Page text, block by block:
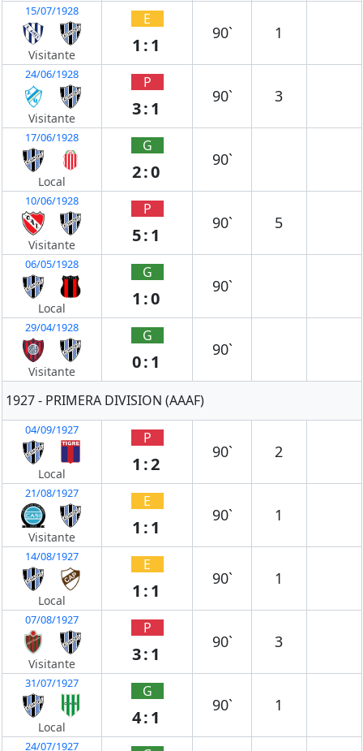
15/07/1928
Visitante
E
1:1
90` 1
24/06/1928
Visitante
P
3:1
90` 3
17/06/1928
Local
G
2:0
90`
10/06/1928
Visitante
P
5:1
90` 5
06/05/1928
Local
G
1:0
90`
29/04/1928
Visitante
G
0:1
90`
1927 - PRIMERA DIVISION (AAAF)
04/09/1927
Local
P
1:2
90` 2
21/08/1927
Visitante
E
1:1
90` 1
14/08/1927
Local
E
1:1
90` 1
07/08/1927
Visitante
P
3:1
90` 3
31/07/1927
Local
G
4:1
90` 1
24/07/1927